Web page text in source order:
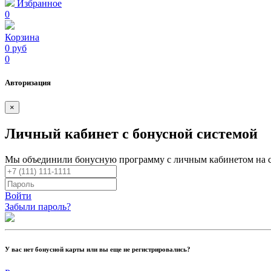
Избранное
0
Корзина
0 руб
0
Авторизация
×
Личный кабинет с бонусной системой
Мы объединили бонусную программу с личным кабинетом на
Войти
Забыли пароль?
У вас нет бонусной карты или вы еще не регистрировались?